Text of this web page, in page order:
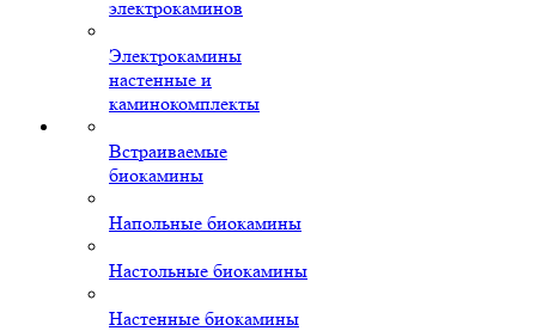
электрокаминов
Электрокамины
настенные и
каминокомплекты
Встраиваемые
биокамины
Напольные биокамины
Настольные биокамины
Настенные биокамины